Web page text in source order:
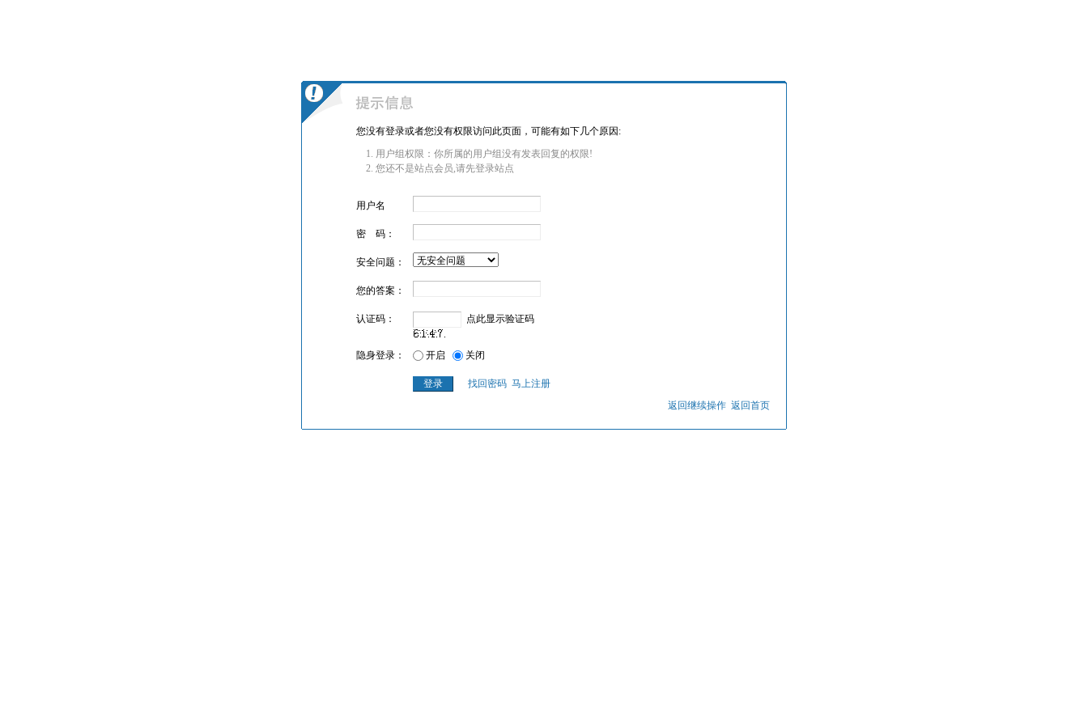
您没有登录或者您没有权限访问此页面，可能有如下几个原因:
用户组权限：你所属的用户组没有发表回复的权限!
您还不是站点会员,请先登录站点
用户名
密 码：
安全问题：
您的答案：
认证码： 点此显示验证码
隐身登录： 开启 关闭
找回密码 马上注册
返回首页
返回继续操作